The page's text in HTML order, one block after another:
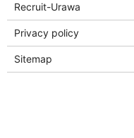
Recruit-Urawa
Privacy policy
Sitemap